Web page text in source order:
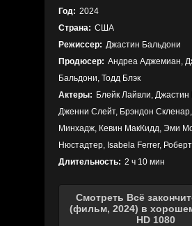
Год: 2024
Страна: США
Режиссер: Джастин Бальдони
Продюсер: Андреа Аджемиан,
Бальдони, Тодд Блэк
Актеры: Блейк Лайвли,
Дженни Слейт, Брэндон
Минхадж, Кевин МакКидд, Эми
Нюстадтер, Isabela Ferrer,
Длительность: 2 ч 10 мин
Смотреть Всё
(фильм, 2024) в
HD 1080